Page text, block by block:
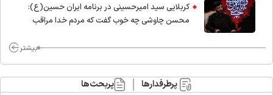
کربلایی سید امیر‌حسینی در برنامه ایران حسین(ع):
محسن چاوشی چه خوب گفت که مردم خدا مراقب
بیشتر
پرطرفدارها پربحث‌ها